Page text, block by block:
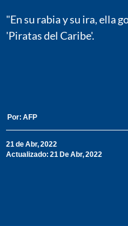
"En su rabia y su ira, ella
'Piratas del Caribe'.
Por: AFP
21 de Abr, 2022
Actualizado: 21 De Abr, 2022